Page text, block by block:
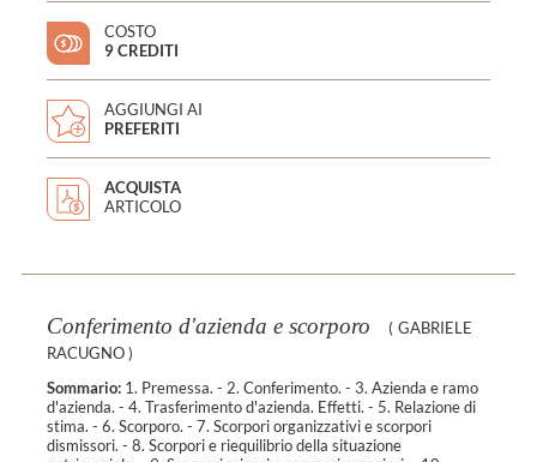
COSTO
9 CREDITI
AGGIUNGI AI
PREFERITI
ACQUISTA
ARTICOLO
Conferimento d'azienda e scorporo ( GABRIELE
RACUGNO )
Sommario:1. Premessa. - 2. Conferimento. - 3. Azienda e ramo
d'azienda. - 4. Trasferimento d'azienda. Effetti. - 5. Relazione di
stima. - 6. Scorporo. - 7. Scorpori organizzativi e scorpori
dismissori. - 8. Scorpori e riequilibrio della situazione